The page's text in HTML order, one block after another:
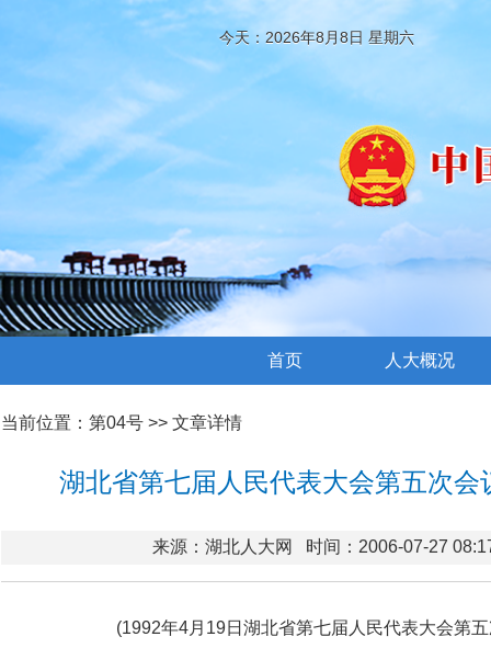
今天：2026年8月8日 星期六
首页 人大概况
当前位置： 第04号 >> 文章详情
湖北省第七届人民代表大会第五次
来源：湖北人大网 时间：2006-07-27
(1992年4月19日湖北省第七届人民代表大会第